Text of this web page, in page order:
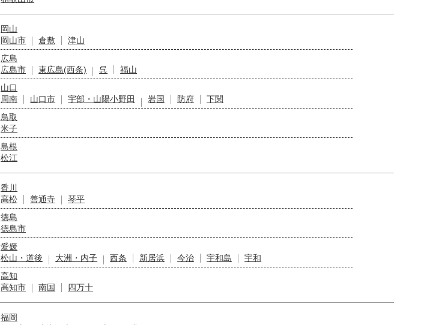
岡山
岡山市
倉敷
津山
広島
広島市
東広島(西条) 呉
福山
山口
周南
山口市 宇部・山陽小野田 岩国 防府
下関
鳥取
米子
島根
松江
香川
高松
善通寺
琴平
徳島
徳島市
愛媛
松山・道後
大洲・内子 西条 新居浜 今治 宇和島
宇和
高知
高知市
南国 四万十
福岡